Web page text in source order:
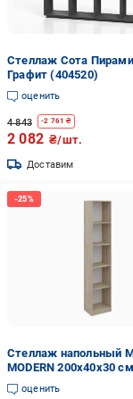
Стеллаж Сота
Графит (404520)
оценить
4 843 -2 761 ₴
2 082 ₴/шт.
Доставим
Стеллаж напольный
MODERN 200х40х30
сонома (34380199)
оценить